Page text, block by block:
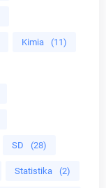
Kimia (11)
SD (28)
Statistika (2)